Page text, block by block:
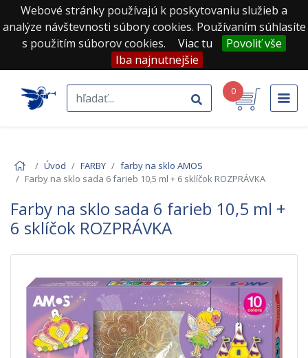
Webové stránky používajú k poskytovaniu služieb a
analýze návštevnosti súbory cookies. Používaním súhlasíte
s použitím súborov cookies.
Viac tu
Povoliť vše
Iba najnutnejšie
0
Úvod FARBY
farby na sklo AMOS
Farby na sklo sada 6 farieb 10,5 ml + 6 sklíčok ROZPRÁVKA
Farby na sklo sada 6 farieb 10,5 ml +
6 sklíčok ROZPRÁVKA